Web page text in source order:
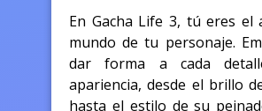
En Gacha Life 3, tú eres el
mundo de tu personaje.
dar forma a cada
apariencia, desde el brillo
hasta el estilo de su